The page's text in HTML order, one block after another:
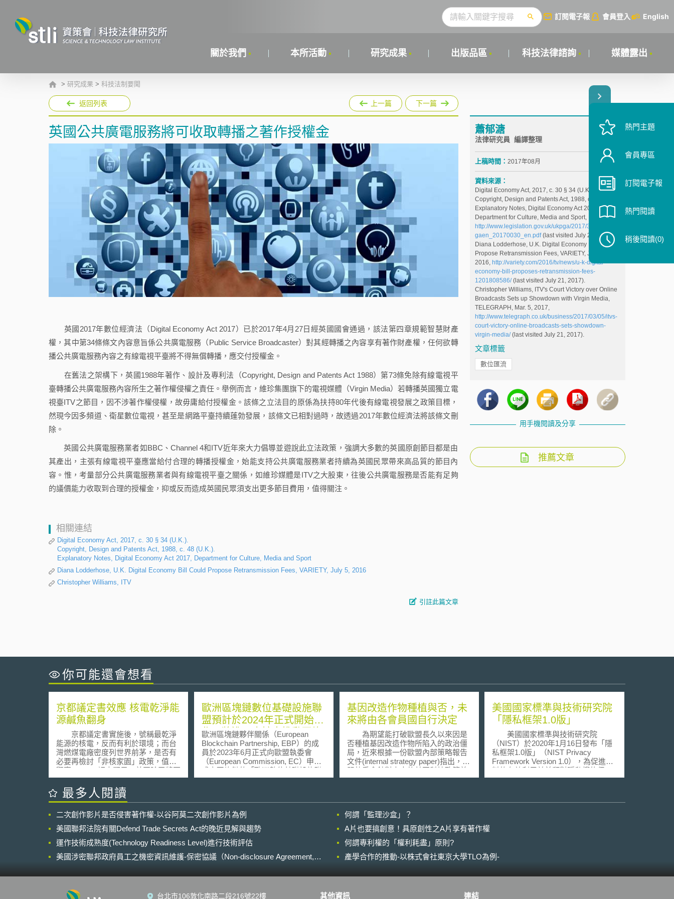
訂閱電子報 會員登入 English
關於我們 本所活動 研究成果 出版品區 科技法律諮詢 媒體露出
> 研究成果 > 科技法制要聞
返回列表 上一篇 下一篇
英國公共廣電服務將可收取轉播之著作授權金
英國2017年數位經濟法（Digital Economy Act 2017）已於2017年4月27日經英國國會通過，該法第四章規範智慧財產
權，其中第34條條文內容意旨係公共廣電服務（Public Service Broadcaster）對其經轉播之內容享有著作財產權，任何欲轉
播公共廣電服務內容之有線電視平臺將不得無償轉播，應交付授權金。
在舊法之架構下，英國1988年著作、設計及專利法（Copyright, Design and Patents Act 1988）第73條免除有線電視平
臺轉播公共廣電服務內容所生之著作權侵權之責任。舉例而言，維珍集團旗下的電視媒體（Virgin Media）若轉播英國獨立電
視臺ITV之節目，因不涉著作權侵權，故毋庸給付授權金。該條之立法目的原係為扶持80年代後有線電視發展之政策目標，
然現今因多頻道、衛星數位電視，甚至是網路平臺持續蓬勃發展，該條文已相對過時，故透過2017年數位經濟法將該條文刪
除。
英國公共廣電服務業者如BBC、Channel 4和ITV近年來大力倡導並遊說此立法政策，強調大多數的英國原創節目都是由
其產出，主張有線電視平臺應當給付合理的轉播授權金，始能支持公共廣電服務業者持續為英國民眾帶來高品質的節目內
容。惟，考量部分公共廣電服務業者與有線電視平臺之關係，如維珍媒體是ITV之大股東，往後公共廣電服務是否能有足夠
的議價能力收取到合理的授權金，抑或反而造成英國民眾須支出更多節目費用，值得關注。
相關連結
Digital Economy Act, 2017, c. 30 § 34 (U.K.).
Copyright, Design and Patents Act, 1988, c. 48 (U.K.).
Explanatory Notes, Digital Economy Act 2017, Department for Culture, Media and Sport
Diana Lodderhose, U.K. Digital Economy Bill Could Propose Retransmission Fees, VARIETY, July 5, 2016
Christopher Williams, ITV
引註此篇文章
蕭郁溏
法律研究員 編譯整理
上稿時間： 2017年08月
資料來源：
Digital Economy Act, 2017, c. 30 § 34 (U.K.).
Copyright, Design and Patents Act, 1988, c. 48 (U.K.).
Explanatory Notes, Digital Economy Act 2017,
Department for Culture, Media and Sport,
http://www.legislation.gov.uk/ukpga/2017/30/pdfs/ukp
gaen_20170030_en.pdf(last visited July 21, 2017).
Diana Lodderhose, U.K. Digital Economy Bill Could
Propose Retransmission Fees, VARIETY, July 5,
2016, http://variety.com/2016/tv/news/u-k-digital-
economy-bill-proposes-retransmission-fees-
1201808586/(last visited July 21, 2017).
Christopher Williams, ITV's Court Victory over Online
Broadcasts Sets up Showdown with Virgin Media,
TELEGRAPH, Mar. 5, 2017,
http://www.telegraph.co.uk/business/2017/03/05/itvs-
court-victory-online-broadcasts-sets-showdown-
virgin-media/(last visited July 21, 2017).
文章標籤
數位匯流
用手機閱讀及分享
推薦文章
你可能還會想看
京都議定書效應 核電乾淨能
源鹹魚翻身
京都議定書實施後，號稱最乾淨
能源的核電，反而有利於環境；而台
灣燃煤電廠密度列世界前茅，是否有
必要再檢討「非核家園」政策，值得
觀察。 調查顯示，美國除了將要
提前除役的核電廠延役外，芬蘭、韓
國、日本都有建新核電廠的計畫，中
國大陸更將以一年一座核電的速度，
國、甚至韓國都有意分食這塊大餅，
就連台灣反核的師法對象德國，都有
改弦易轍的打算。 另外，根據國
際原子能委員會推估， 2020 年前全
球將有超過 60 座的核電廠上線運
作，將全球核電廠的數量推升到 500
目前台灣燃煤發電廠密度名列世
界前茅，不論是二氧化碳及汞汙染都
十分嚴重，面對京都議定書，燃煤電
歐洲區塊鏈數位基礎設施聯
盟預計於2024年正式開始運
作，將進一步擴大推動區塊
鏈的公共應用服務
歐洲區塊鏈夥伴關係（European
Blockchain Partnership, EBP）的成
員於2023年6月正式向歐盟執委會
（European Commission, EC）申請
成立區塊鏈的「歐洲數位基礎設施聯
盟」（European Digital Infrastructure
於2023年1月發布了「2030年數位十
年政策計畫」（Digital Decade Policy
Programme 2030, DDPP），為促進
歐盟數位轉型的大規模部署及能力建
構，達到DDPP所設定的具體目標，
執委會提出跨（多）國專案（Multi-
期待整合歐盟、各成員國、私部門的
署的數位化基礎設施。 執委會參考
基因改造作物種植與否，未
來將由各會員國自行決定
為期望能打破歐盟長久以來因是
否種植基因改造作物所陷入的政治僵
局，近來根據一份歐盟內部策略報告
文件(internal strategy paper)指出，歐
盟執委會針對未來的基因科技政策首
次建議表示，未來將授權由各會員國
動。 以目前歐盟各會員國觀之，
境內支持基因改造科技(gene-
technology-friendly)與反對基因改造科
技(gene-technology-unfriendly)的國家
彼此呈現封鎖阻隔的局面，欠缺透明
的決策程序，同時降低民眾對於政策
議，關於基因改造作物的批准與種
限與各會員國權限進行切割的做法，
美國國家標準與技術研究院
「隱私框架1.0版」
美國國家標準與技術研究院
（NIST）於2020年1月16日發布「隱
私框架1.0版」（NIST Privacy
Framework Version 1.0），為促進資
料的有效利用並兼顧對隱私權的保
障，以風險管理（risk
狀態評估（Profile）與實施層級
（Implementation Tier），以利組織能
隱私框架核心所建構的風險管理機
最多人閱讀
二次創作影片是否侵害著作權-以谷阿莫二次創作影片為例
何謂「監理沙盒」？
美國聯邦法院有關Defend Trade Secrets Act的晚近見解與趨勢
A片也要搞創意！具原創性之A片享有著作權
運作技術成熟度(Technology Readiness Level)進行技術評估
何謂專利權的「權利耗盡」原則?
美國涉密聯邦政府員工之機密資訊維護-保密協議（Non-disclosure Agreement,
產學合作的推動-以株式會社東京大學TLO為例-
台北市106敦化南路二段216號22樓 其他資訊 連結
熱門主題
會員專區
訂閱電子報
熱門閱讀
稍後閱讀(0)